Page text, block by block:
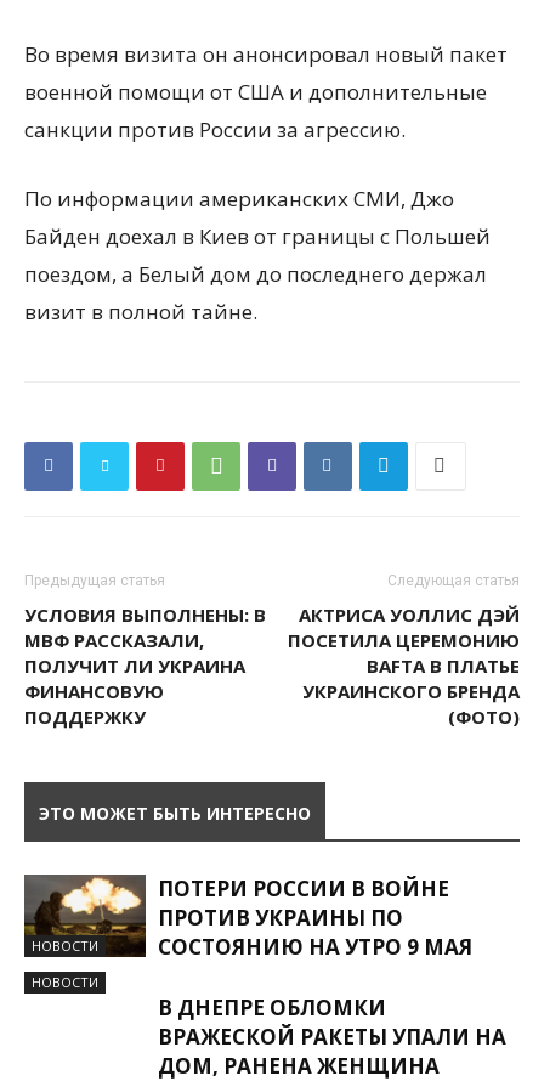
Во время визита он анонсировал новый пакет
военной помощи от США и дополнительные
санкции против России за агрессию.
По информации американских СМИ, Джо
Байден доехал в Киев от границы с Польшей
поездом, а Белый дом до последнего держал
визит в полной тайне.
Предыдущая статья
УСЛОВИЯ ВЫПОЛНЕНЫ: В
МВФ РАССКАЗАЛИ,
ПОЛУЧИТ ЛИ УКРАИНА
ФИНАНСОВУЮ
ПОДДЕРЖКУ
Следующая статья
АКТРИСА УОЛЛИС ДЭЙ
ПОСЕТИЛА ЦЕРЕМОНИЮ
BAFTA В ПЛАТЬЕ
УКРАИНСКОГО БРЕНДА
(ФОТО)
ЭТО МОЖЕТ БЫТЬ ИНТЕРЕСНО
НОВОСТИ
ПОТЕРИ РОССИИ В ВОЙНЕ
ПРОТИВ УКРАИНЫ ПО
СОСТОЯНИЮ НА УТРО 9 МАЯ
НОВОСТИ
В ДНЕПРЕ ОБЛОМКИ
ВРАЖЕСКОЙ РАКЕТЫ УПАЛИ НА
ДОМ, РАНЕНА ЖЕНЩИНА